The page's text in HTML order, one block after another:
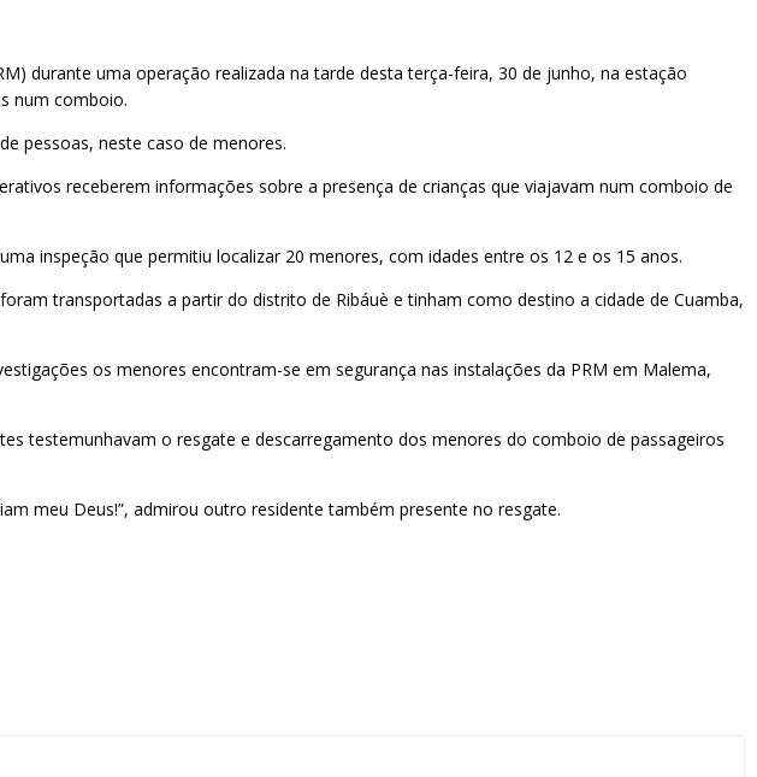
durante uma operação realizada na tarde desta terça-feira, 30 de junho, na estação
num comboio.
pessoas, neste caso de menores.
receberem informações sobre a presença de crianças que viajavam num comboio de
inspeção que permitiu localizar 20 menores, com idades entre os 12 e os 15 anos.
transportadas a partir do distrito de Ribáuè e tinham como destino a cidade de Cuamba,
os menores encontram-se em segurança nas instalações da PRM em Malema,
testemunhavam o resgate e descarregamento dos menores do comboio de passageiros
meu Deus!”, admirou outro residente também presente no resgate.